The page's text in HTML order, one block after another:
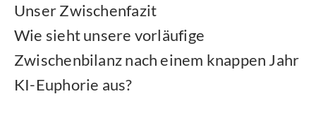
Unser Zwischenfazit
Wie sieht unsere vorläufige
Zwischenbilanz nach einem knappen Jahr
KI-Euphorie aus?